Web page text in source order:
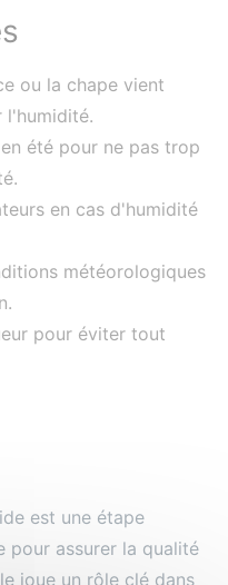
ou la chape vient
l'humidité.
été pour ne pas trop
en cas d'humidité
météorologiques
pour éviter tout
est une étape
pour assurer la qualité
joue un rôle clé dans